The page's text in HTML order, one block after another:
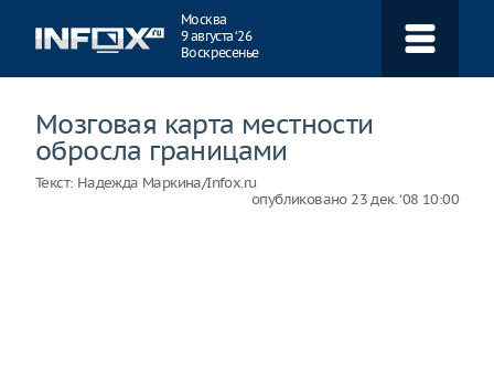
Москва
9 августа ‘26
Воскресенье
Мозговая карта местности
обросла границами
Текст: Надежда Маркина/Infox.ru
опубликовано 23 дек. ‘08 10:00